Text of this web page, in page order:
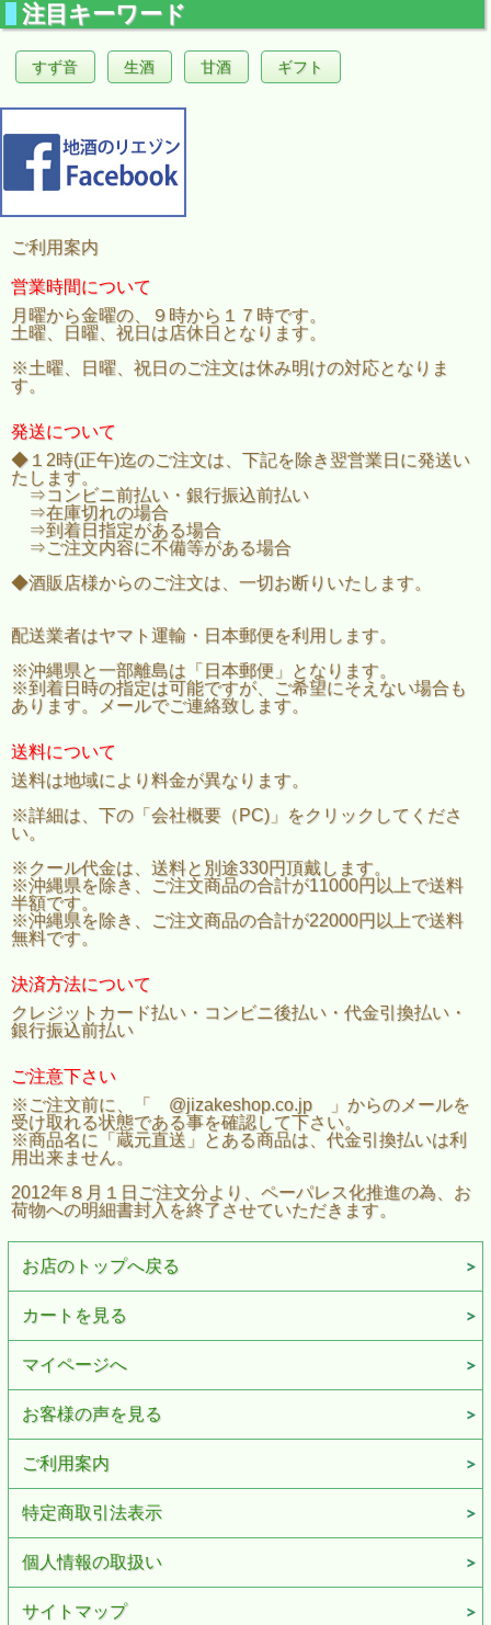
注目キーワード
すず音 生酒 甘酒 ギフト
ご利用案内
営業時間について
月曜から金曜の、９時から１７時です。
土曜、日曜、祝日は店休日となります。
※土曜、日曜、祝日のご注文は休み明けの対応となりま
す。
発送について
◆１2時(正午)迄のご注文は、下記を除き翌営業日に発送い
たします。
⇒コンビニ前払い・銀行振込前払い
⇒在庫切れの場合
⇒到着日指定がある場合
⇒ご注文内容に不備等がある場合
◆酒販店様からのご注文は、一切お断りいたします。
配送業者はヤマト運輸・日本郵便を利用します。
※沖縄県と一部離島は「日本郵便」となります。
※到着日時の指定は可能ですが、ご希望にそえない場合も
あります。メールでご連絡致します。
送料について
送料は地域により料金が異なります。
※詳細は、下の「会社概要（PC)」をクリックしてくださ
い。
※クール代金は、送料と別途330円頂戴します。
※沖縄県を除き、ご注文商品の合計が11000円以上で送料
半額です。
※沖縄県を除き、ご注文商品の合計が22000円以上で送料
無料です。
決済方法について
クレジットカード払い・コンビニ後払い・代金引換払い・
銀行振込前払い
ご注意下さい
※ご注文前に、「 @jizakeshop.co.jp 」からのメールを
受け取れる状態である事を確認して下さい。
※商品名に「蔵元直送」とある商品は、代金引換払いは利
用出来ません。
2012年８月１日ご注文分より、ペーパレス化推進の為、お
荷物への明細書封入を終了させていただきます。
お店のトップへ戻る
カートを見る
マイページへ
お客様の声を見る
ご利用案内
特定商取引法表示
個人情報の取扱い
サイトマップ